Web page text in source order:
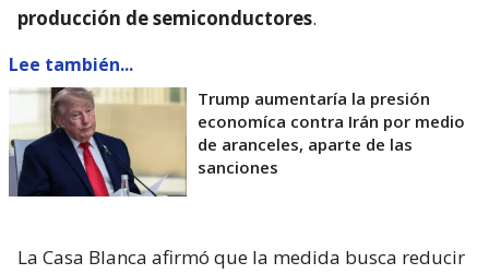
producción de semiconductores.
Lee también...
Trump aumentaría la presión
economíca contra Irán por medio
de aranceles, aparte de las
sanciones
La Casa Blanca afirmó que la medida busca reducir